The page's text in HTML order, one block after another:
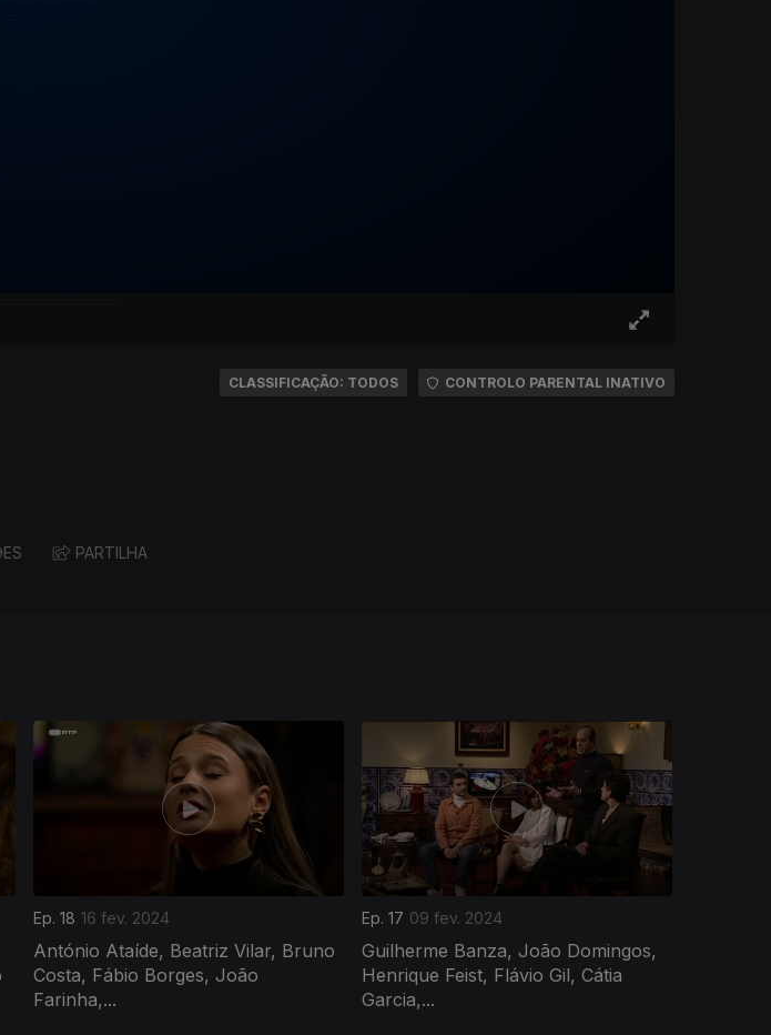
CLASSIFICAÇÃO: TODOS CONTROLO PARENTAL INATIVO
PARTILHA
Ep. 18 16 fev. 2024
António Ataíde, Beatriz Vilar, Bruno
Costa, Fábio Borges, João
Farinha,...
Ep. 17 09 fev. 2024
Guilherme Banza, João Domingos,
Henrique Feist, Flávio Gil, Cátia
Garcia,...